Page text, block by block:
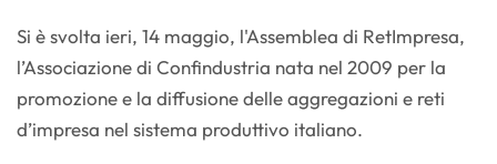
Si è svolta ieri, 14 maggio, l'Assemblea di RetImpresa,
l’Associazione di Confindustria nata nel 2009 per la
promozione e la diffusione delle aggregazioni e reti
d’impresa nel sistema produttivo italiano.